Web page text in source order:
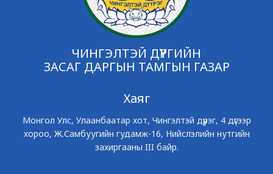
ЧИНГЭЛТЭЙ ДҮҮРГИЙН
ЗАСАГ ДАРГЫН ТАМГЫН ГАЗАР
Хаяг
Монгол Улс, Улаанбаатар хот, Чингэлтэй дүүрэг, 4 дүгээр
хороо, Ж.Самбуугийн гудамж-16, Нийслэлийн нутгийн
захиргааны III байр.